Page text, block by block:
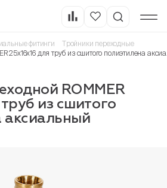
фитинги
Тройники переходные
25x16x16 для труб из сшитого полиэтилена
ROMMER
из сшитого
аксиальный